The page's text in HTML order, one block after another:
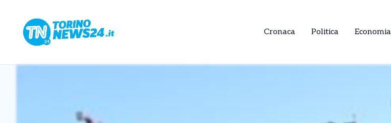
Cronaca Politica Economia